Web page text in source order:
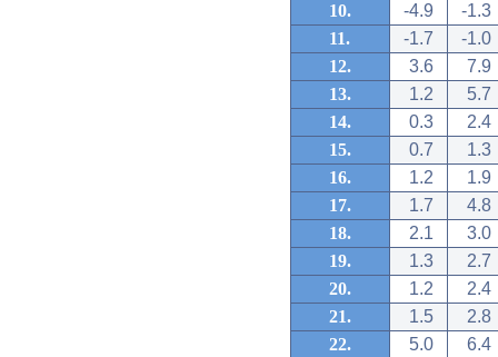
10.
-4.9
-1.3
11.
-1.7
-1.0
12.
3.6
7.9
13.
1.2
5.7
14.
0.3
2.4
15.
0.7
1.3
16.
1.2
1.9
17.
1.7
4.8
18.
2.1
3.0
19.
1.3
2.7
20.
1.2
2.4
21.
1.5
2.8
22.
5.0
6.4